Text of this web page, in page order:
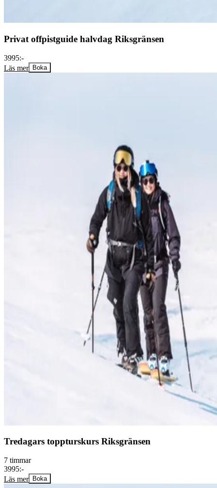
Privat offpistguide halvdag Riksgränsen
3995:-
Läs mer Boka
Tredagars toppturskurs Riksgränsen
7 timmar
3995:-
Läs mer
Boka